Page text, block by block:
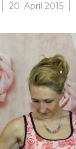
20. April 2015